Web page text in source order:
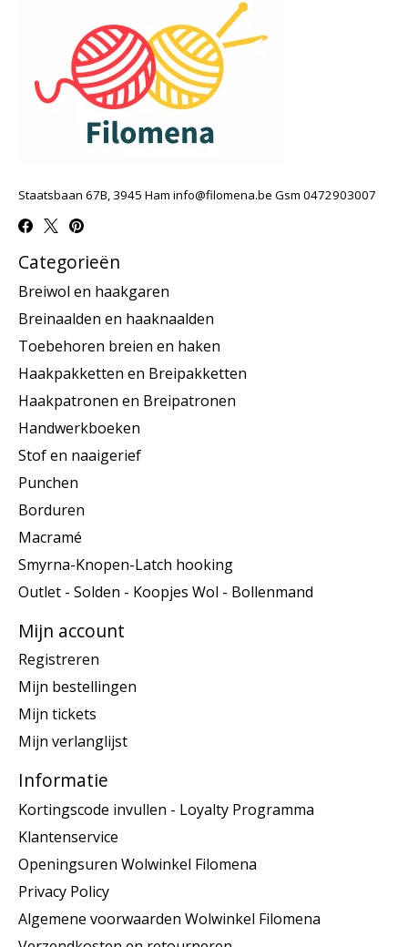
Staatsbaan 67B, 3945 Ham info@filomena.be Gsm 0472903007
Categorieën
Breiwol en haakgaren
Breinaalden en haaknaalden
Toebehoren breien en haken
Haakpakketten en Breipakketten
Haakpatronen en Breipatronen
Handwerkboeken
Stof en naaigerief
Punchen
Borduren
Macramé
Smyrna-Knopen-Latch hooking
Outlet - Solden - Koopjes Wol - Bollenmand
Mijn account
Registreren
Mijn bestellingen
Mijn tickets
Mijn verlanglijst
Informatie
Kortingscode invullen - Loyalty Programma
Klantenservice
Openingsuren Wolwinkel Filomena
Privacy Policy
Algemene voorwaarden Wolwinkel Filomena